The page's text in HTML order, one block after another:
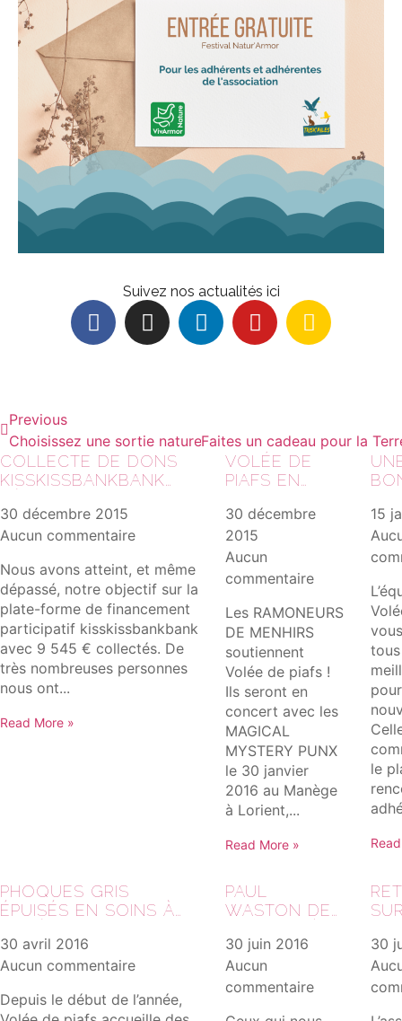
Suivez nos actualités ici
Previous
Choisissez une sortie nature en zones humides
Faites un cadeau pour la
COLLECTE DE DONS
KISSKISSBANKBANK
30 décembre 2015
Aucun commentaire
Nous avons atteint, et même
dépassé, notre objectif sur la
plate-forme de financement
participatif kisskissbankbank
avec 9 545 € collectés. De
très nombreuses personnes
nous ont...
Read More »
VOLÉE DE
PIAFS EN
30 décembre
2015
Aucun
commentaire
Les RAMONEURS
DE MENHIRS
soutiennent
Volée de piafs !
Ils seront en
concert avec les
MAGICAL
MYSTERY PUNX
le 30 janvier
2016 au Manège
à Lorient,...
Read More »
15
le
PHOQUES GRIS
ÉPUISÉS EN SOINS À
30 avril 2016
Aucun commentaire
Depuis le début de l’année,
PAUL
WASTON DE
VOLÉE DE
PIAFS
30 juin 2016
Aucun
commentaire
30